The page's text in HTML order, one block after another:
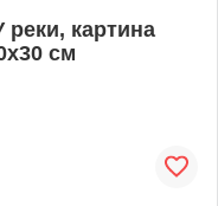
реки, картина
см